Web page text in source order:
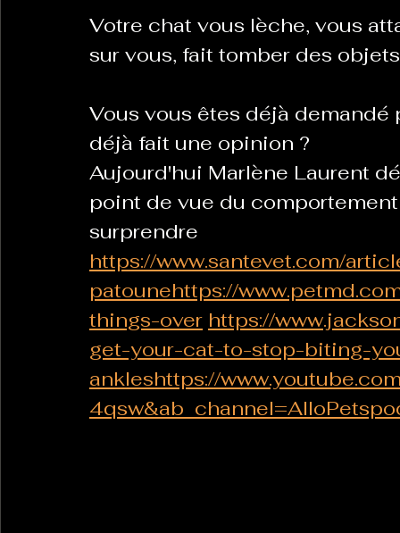
La Revanche des Cagoles Le Chabot La
Les Transversales Politique del païs
Sabarat Astro Tout Feu Tout Femmes
LES ECHAPPEES OBLIQUES
Votre chat vous lèche, vous
sur vous, fait tomber des
Vous vous êtes déjà
déjà fait une opinion ?
Aujourd'hui Marlène Laurent
point de vue du
surprendre
https://www.santevet.com/
patounehttps://
things-over https://
get-your-cat-to-stop-biting-
ankleshttps://